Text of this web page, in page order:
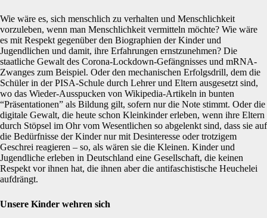
Wie wäre es, sich menschlich zu verhalten und Menschlichkeit
vorzuleben, wenn man Menschlichkeit vermitteln möchte? Wie wäre
es mit Respekt gegenüber den Biographien der Kinder und
Jugendlichen und damit, ihre Erfahrungen ernstzunehmen? Die
staatliche Gewalt des Corona-Lockdown-Gefängnisses und mRNA-
Zwanges zum Beispiel. Oder den mechanischen Erfolgsdrill, dem die
Schüler in der PISA-Schule durch Lehrer und Eltern ausgesetzt sind,
wo das Wieder-Ausspucken von Wikipedia-Artikeln in bunten
“Präsentationen” als Bildung gilt, sofern nur die Note stimmt. Oder die
digitale Gewalt, die heute schon Kleinkinder erleben, wenn ihre Eltern
durch Stöpsel im Ohr vom Wesentlichen so abgelenkt sind, dass sie auf
die Bedürfnisse der Kinder nur mit Desinteresse oder trotzigem
Geschrei reagieren – so, als wären sie die Kleinen. Kinder und
Jugendliche erleben in Deutschland eine Gesellschaft, die keinen
Respekt vor ihnen hat, die ihnen aber die antifaschistische Heuchelei
aufdrängt.
Unsere Kinder wehren sich